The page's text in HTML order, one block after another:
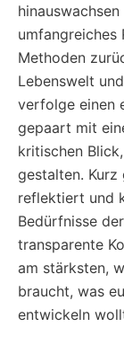
umfangreiches
Methoden
Lebenswelt
verfolge einen
gepaart mit
kritischen
gestalten.
reflektiert und
Bedürfnisse
transparente
am stärksten,
braucht, was
entwickeln